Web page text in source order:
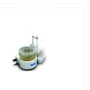
φλογών